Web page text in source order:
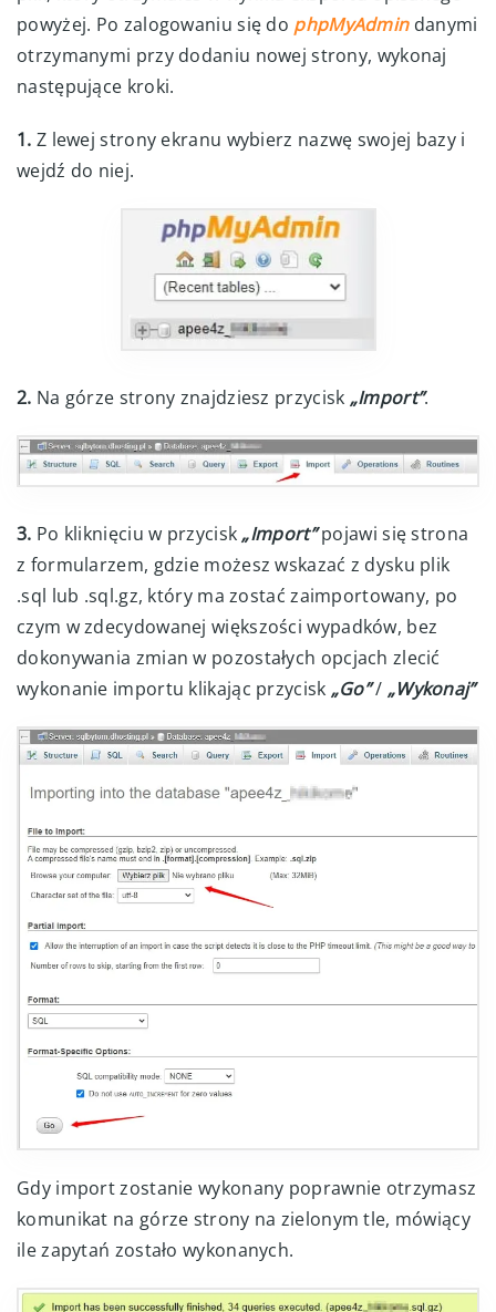
powyżej. Po zalogowaniu się do phpMyAdmin danymi
otrzymanymi przy dodaniu nowej strony, wykonaj
następujące kroki.
1. Z lewej strony ekranu wybierz nazwę swojej bazy i
wejdź do niej.
2. Na górze strony znajdziesz przycisk „Import”.
3. Po kliknięciu w przycisk„Import”pojawi się strona
z formularzem, gdzie możesz wskazać z dysku plik
.sql lub .sql.gz, który ma zostać zaimportowany, po
czym w zdecydowanej większości wypadków, bez
dokonywania zmian w pozostałych opcjach zlecić
wykonanie importu klikając przycisk „Go”/ „Wykonaj”
Gdy import zostanie wykonany poprawnie otrzymasz
komunikat na górze strony na zielonym tle, mówiący
ile zapytań zostało wykonanych.